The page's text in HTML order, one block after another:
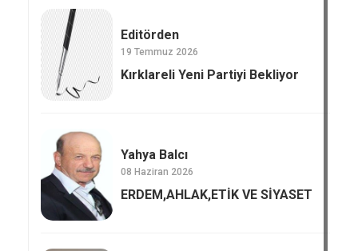
Editörden
19 Temmuz 2026
Kırklareli Yeni Partiyi Bekliyor
Yahya Balcı
08 Haziran 2026
ERDEM,AHLAK,ETİK VE SİYASET